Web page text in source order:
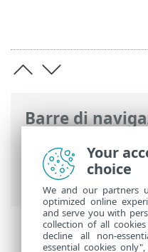
Barre di
Guida online ESET
Ultimate
>
Correzione
Your
choice
We and our partners
optimized online
and serve you with
collection of all
decline all non-
essential cookies